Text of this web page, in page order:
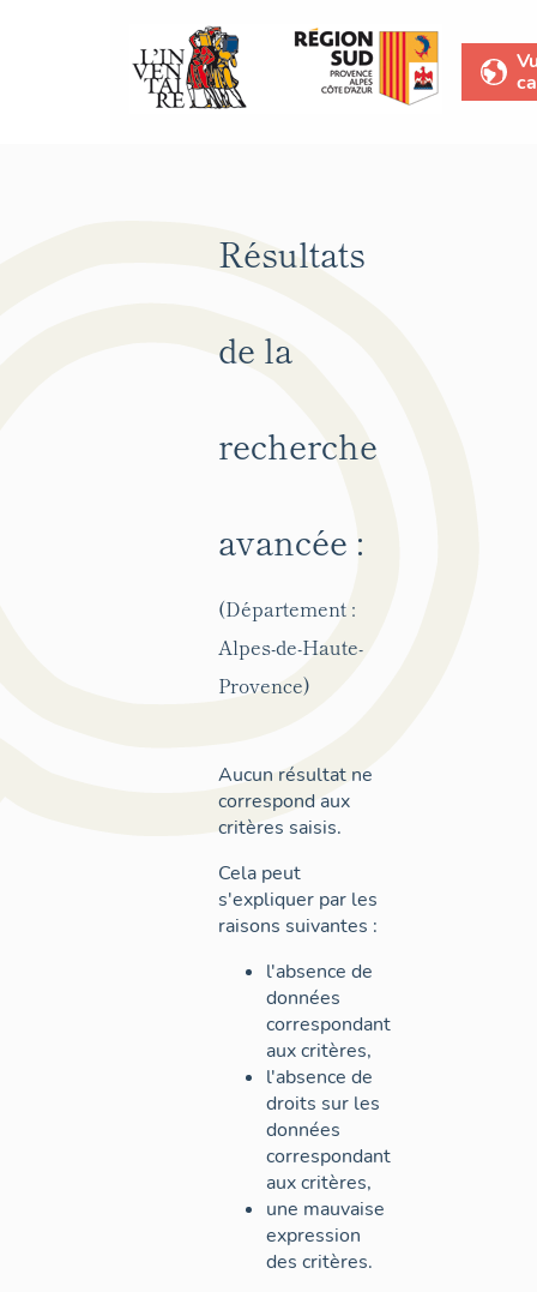
Résultats
de la
recherche
avancée :
(Département :
Alpes-de-Haute-
Provence)
Aucun résultat ne
correspond aux
critères saisis.
Cela peut
s'expliquer par les
raisons suivantes :
l'absence de
données
correspondant
aux critères,
l'absence de
droits sur les
données
correspondant
aux critères,
une mauvaise
expression
des critères.